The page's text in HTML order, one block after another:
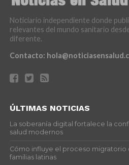
Noticiario independiente donde
relevantes del mundo sanitario
diferente.
Contacto:
ÚLTIMAS NOTICIAS
La soberanía digital fortalece la
salud modernos
Cómo influye el proceso migratorio
familias latinas